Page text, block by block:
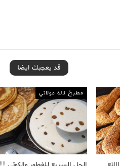
قد يعجبك ايضا
مطبخ لالة مولاتي